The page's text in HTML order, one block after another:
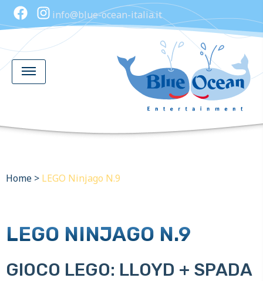
info@blue-ocean-italia.it
Home > LEGO Ninjago N.9
LEGO NINJAGO N.9
GIOCO LEGO: LLOYD + SPADA